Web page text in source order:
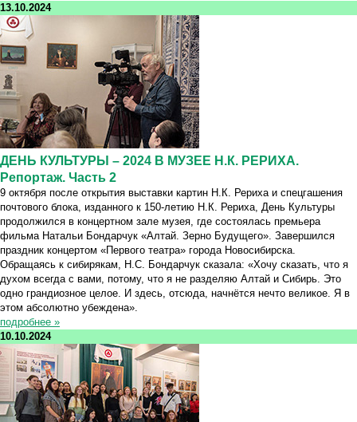
13.10.2024
ДЕНЬ КУЛЬТУРЫ – 2024 В МУЗЕЕ Н.К. РЕРИХА.
Репортаж. Часть 2
9 октября после открытия выставки картин Н.К. Рериха и спецгашения
почтового блока, изданного к 150-летию Н.К. Рериха, День Культуры
продолжился в концертном зале музея, где состоялась премьера
фильма Натальи Бондарчук «Алтай. Зерно Будущего». Завершился
праздник концертом «Первого театра» города Новосибирска.
Обращаясь к сибирякам, Н.С. Бондарчук сказала: «Хочу сказать, что я
духом всегда с вами, потому, что я не разделяю Алтай и Сибирь. Это
одно грандиозное целое. И здесь, отсюда, начнётся нечто великое. Я в
этом абсолютно убеждена».
подробнее »
10.10.2024